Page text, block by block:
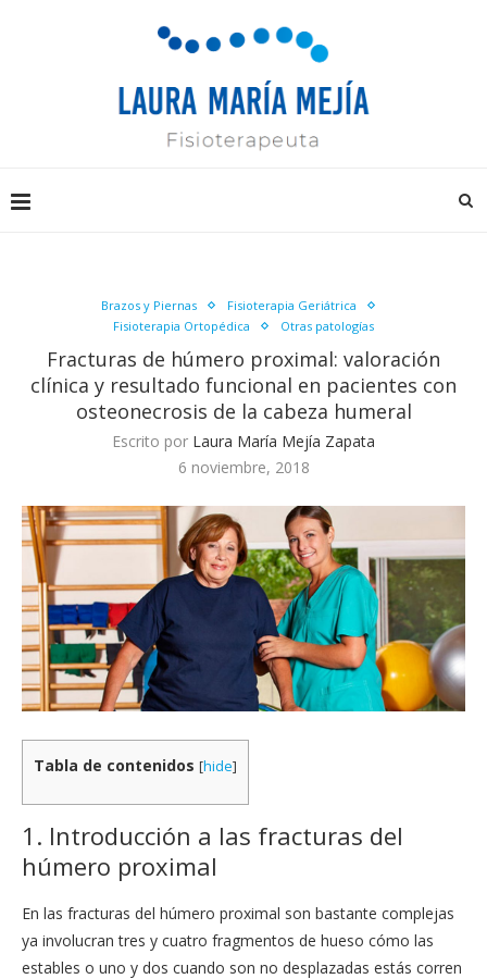
Brazos y Piernas
Fisioterapia Geriátrica
Fisioterapia Ortopédica
Otras patologías
Fracturas de húmero proximal: valoración
clínica y resultado funcional en pacientes con
osteonecrosis de la cabeza humeral
Escrito por Laura María Mejía Zapata
6 noviembre, 2018
Tabla de contenidos [hide]
1. Introducción a las fracturas del
húmero proximal
En las fracturas del húmero proximal son bastante complejas
ya involucran tres y cuatro fragmentos de hueso cómo las
estables o uno y dos cuando son no desplazadas estás corren